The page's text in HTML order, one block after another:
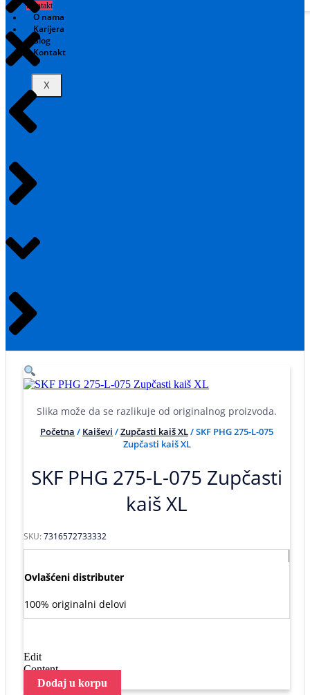
Kontakt
O nama
Karijera
Blog
Kontakt
X
Slika može da se razlikuje od originalnog proizvoda.
Početna / Kaiševi /Zupčasti kaiš XL/ SKF PHG 275-L-075
Zupčasti kaiš XL
SKF PHG 275-L-075 Zupčasti
kaiš XL
SKU:7316572733332
Ovlašćeni distributer
100% originalni delovi
Edit
Content
Dodaj u korpu